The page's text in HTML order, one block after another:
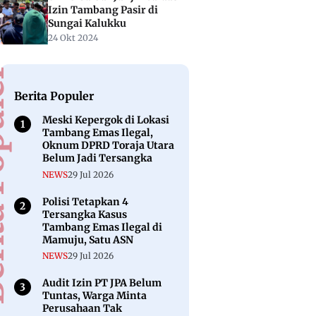
Izin Tambang Pasir di
Sungai Kalukku
24 Okt 2024
Berita Populer
Meski Kepergok di Lokasi
Tambang Emas Ilegal,
Oknum DPRD Toraja Utara
Belum Jadi Tersangka
NEWS29 Jul 2026
Polisi Tetapkan 4
Tersangka Kasus
Tambang Emas Ilegal di
Mamuju, Satu ASN
NEWS29 Jul 2026
Audit Izin PT JPA Belum
Tuntas, Warga Minta
Perusahaan Tak